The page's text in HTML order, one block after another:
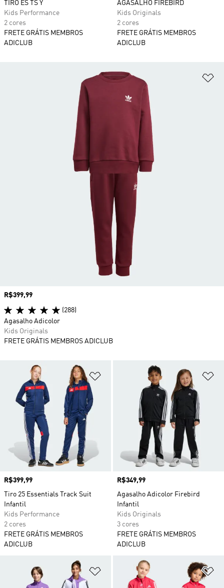
TIRO ES TS Y
Kids Performance
2 cores
FRETE GRÁTIS MEMBROS
ADICLUB
AGASALHO FIREBIRD
Kids Originals
2 cores
FRETE GRÁTIS MEMBROS
ADICLUB
Adicionar à Lista de Desejos
Preço
R$399,99
Tiro 25 Essentials Track Suit
Infantil
Kids Performance
2 cores
FRETE GRÁTIS MEMBROS
ADICLUB
Preço
R$349,99
Agasalho Adicolor Firebird
Infantil
Kids Originals
3 cores
FRETE GRÁTIS MEMBROS
ADICLUB
Adicionar à Lista de Desejos
Preço
R$399,99
(288)
Agasalho Adicolor
Kids Originals
FRETE GRÁTIS MEMBROS ADICLUB